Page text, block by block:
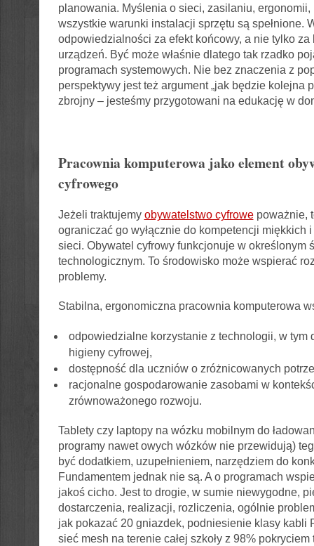
planowania. Myślenia o sieci, zasilaniu, ergonomii,
wszystkie warunki instalacji sprzętu są spełnione.
odpowiedzialności za efekt końcowy, a nie tylko za
urządzeń. Być może właśnie dlatego tak rzadko
programach systemowych. Nie bez znaczenia z
perspektywy jest też argument „jak będzie kolejna
zbrojny – jesteśmy przygotowani na edukację w
Pracownia komputerowa jako element
cyfrowego
Jeżeli traktujemy obywatelstwo cyfrowepoważnie,
ograniczać go wyłącznie do kompetencji miękkich
sieci. Obywatel cyfrowy funkcjonuje w określonym
technologicznym. To środowisko może wspierać
problemy.
Stabilna, ergonomiczna pracownia komputerowa
odpowiedzialne korzystanie z technologii, w tym
higieny cyfrowej,
dostępność dla uczniów o zróżnicowanych
racjonalne gospodarowanie zasobami w
zrównoważonego rozwoju.
Tablety czy laptopy na wózku mobilnym do
programy nawet owych wózków nie przewidują)
być dodatkiem, uzupełnieniem, narzędziem do
Fundamentem jednak nie są. A o programach
jakoś cicho. Jest to drogie, w sumie niewygodne,
dostarczenia, realizacji, rozliczenia, ogólnie
jak pokazać 20 gniazdek, podniesienie klasy kabli
sieć mesh na terenie całej szkoły z 98%